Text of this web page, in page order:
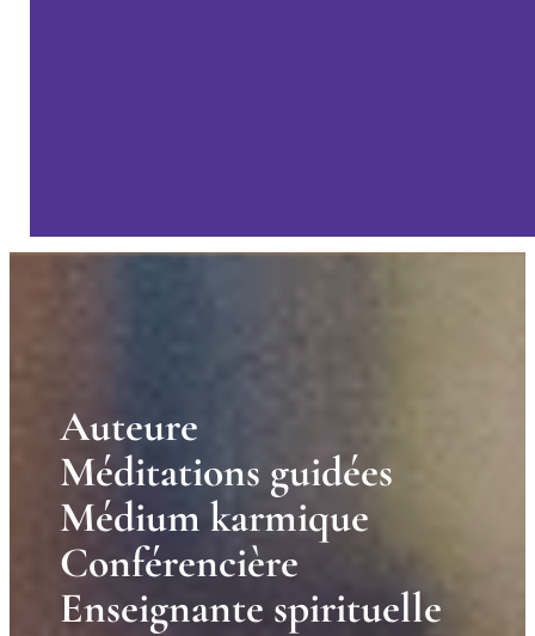
Auteure
Méditations guidées
Médium karmique
Conférencière
Enseignante spirituelle